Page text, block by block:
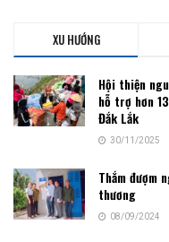
XU HƯỚNG
Hội thiện
hỗ trợ hơn
Đắk Lắk
30/11/2025
Thắm đượm
thương
08/09/2024